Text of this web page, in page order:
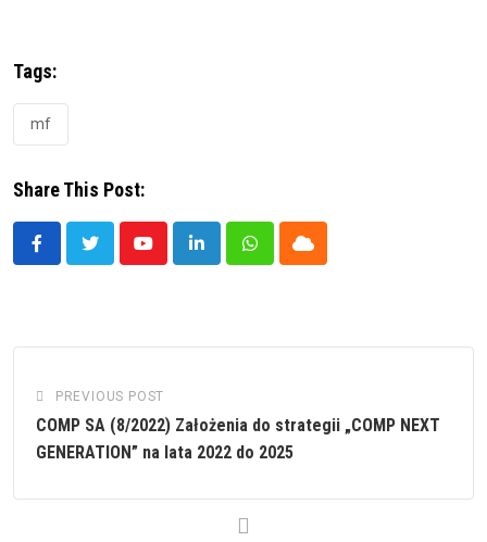
Tags:
mf
Share This Post:
YoutubeLinkedInWhatsappCloud
PREVIOUS POST
COMP SA (8/2022) Założenia do strategii „COMP NEXT
GENERATION” na lata 2022 do 2025